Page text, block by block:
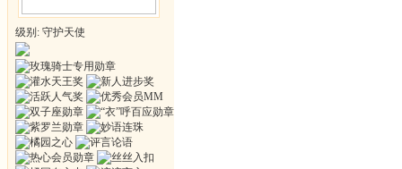
级别: 守护天使